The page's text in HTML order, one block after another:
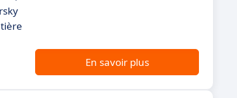
En savoir plus